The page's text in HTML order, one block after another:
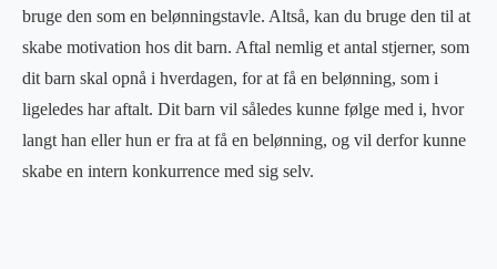
bruge den som en belønningstavle. Altså, kan du bruge den til at
skabe motivation hos dit barn. Aftal nemlig et antal stjerner, som
dit barn skal opnå i hverdagen, for at få en belønning, som i
ligeledes har aftalt. Dit barn vil således kunne følge med i, hvor
langt han eller hun er fra at få en belønning, og vil derfor kunne
skabe en intern konkurrence med sig selv.